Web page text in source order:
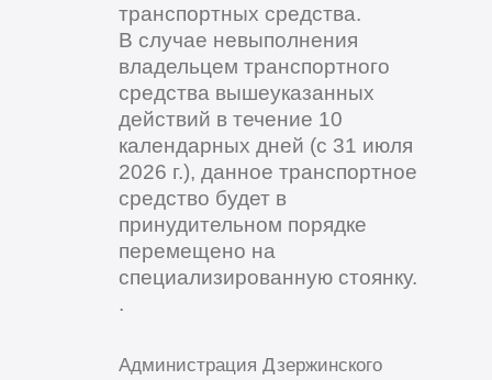
транспортных средства.
В случае невыполнения
владельцем транспортного
средства вышеуказанных
действий в течение 10
календарных дней (с 31 июля
2026 г.), данное транспортное
средство будет в
принудительном порядке
перемещено на
специализированную стоянку.
.
Администрация Дзержинского